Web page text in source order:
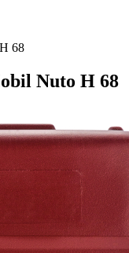
68
Nuto H 68